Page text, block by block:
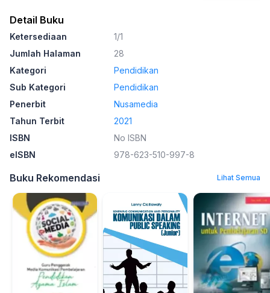
Detail Buku
Ketersediaan
1/1
Jumlah Halaman
28
Kategori
Pendidikan
Sub Kategori
Pendidikan
Penerbit
Nusamedia
Tahun Terbit
2021
ISBN
No ISBN
eISBN
978-623-510-997-8
Buku Rekomendasi Lihat Semua